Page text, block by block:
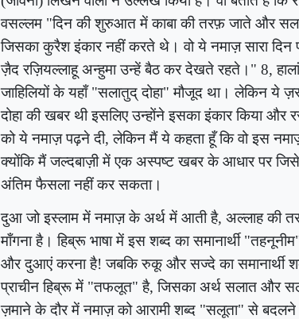
वसल्लम "दिन की शुरुआत में काबा की तरफ़ जाते और
जिसका कुरैश इंकार नहीं करते थे। वो ये नमाज़ सारा
ज़ैद रज़ियल्लाहू अन्हुमा उन्हें बैठ कर देखते रहते।" 8,
जाहिलियों के यहाँ "सलातुद् दोहा" मौजूद था। लेकिन ये
दोहा की खबर थी इसलिए उन्होंने इसका इंकार किया
को ये नमाज़ पढ़ने दी,लेकिन मैं ये कहता हूँ कि वो इस
क्योंकि मैं जल्दबाज़ी में एक अस्पष्ट खबर के आधार पर
अंतिम फैसला नहीं कर सकता।
दुआ जो इस्लाम में नमाज़ के अर्थ में आती है, अल्लाह की
माँगना है। हिब्रू भाषा में इस शब्द का समानार्थी
और दुआएं करना है! जबकि रुकू और सज्दे का समानार्थी
प्राचीन हिब्रू में "तफलूत" है, जिसका अर्थ सलात और
ज़माने के दौर में नमाज़ को आरामी शब्द "सलूता" से